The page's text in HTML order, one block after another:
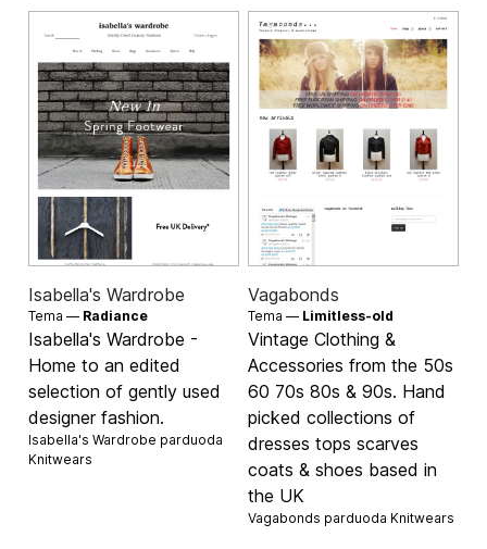
Isabella's Wardrobe
Tema — Radiance
Isabella's Wardrobe -
Home to an edited
selection of gently used
designer fashion.
Isabella's Wardrobe parduoda
Knitwears
Vagabonds
Tema — Limitless-old
Vintage Clothing &
Accessories from the 50s
60 70s 80s & 90s. Hand
picked collections of
dresses tops scarves
coats & shoes based in
the UK
Vagabonds parduoda Knitwears